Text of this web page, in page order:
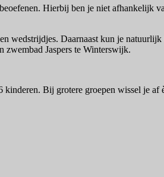
Hierbij ben je niet afhankelijk
wedstrijdjes. Daarnaast kun je
zwembad Jaspers te Winterswijk.
Bij grotere groepen wissel je